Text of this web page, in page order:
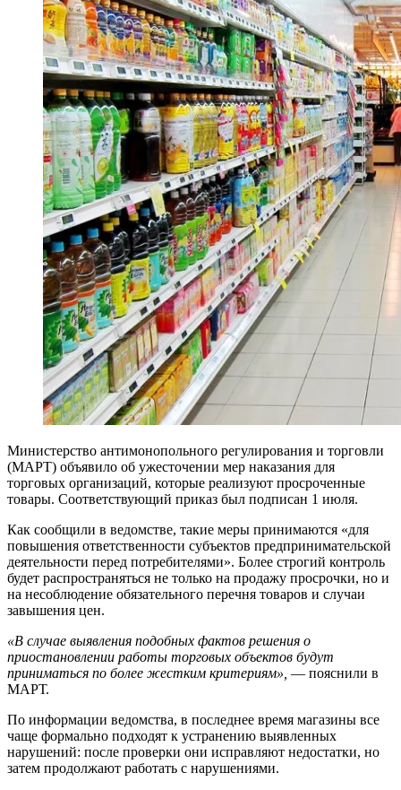
Министерство антимонопольного регулирования и торговли
(МАРТ) объявило об ужесточении мер наказания для
торговых организаций, которые реализуют просроченные
товары. Соответствующий приказ был подписан 1 июля.
Как сообщили в ведомстве, такие меры принимаются «для
повышения ответственности субъектов предпринимательской
деятельности перед потребителями». Более строгий контроль
будет распространяться не только на продажу просрочки, но и
на несоблюдение обязательного перечня товаров и случаи
завышения цен.
«В случае выявления подобных фактов решения о
приостановлении работы торговых объектов будут
приниматься по более жестким критериям», — пояснили в
МАРТ.
По информации ведомства, в последнее время магазины все
чаще формально подходят к устранению выявленных
нарушений: после проверки они исправляют недостатки, но
затем продолжают работать с нарушениями.